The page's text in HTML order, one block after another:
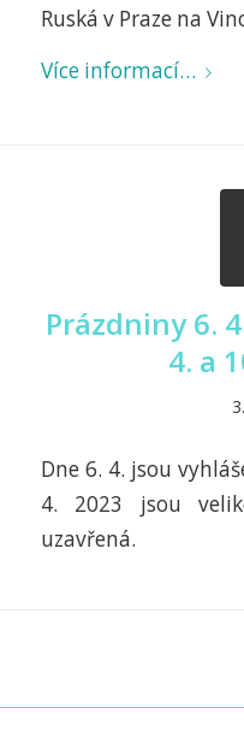
Ruská v Praze na
Více informací…
Prázdniny 6.
4. a
Dne 6. 4. jsou
4. 2023 jsou
uzavřená.